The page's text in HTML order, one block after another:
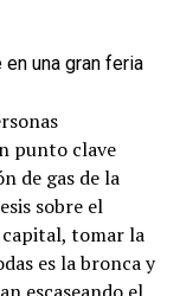
una gran feria
punto clave
de gas de la
sobre el
capital, tomar la
es la bronca y